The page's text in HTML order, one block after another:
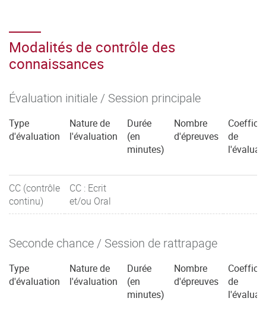
Modalités de contrôle des
connaissances
Évaluation initiale / Session principale
Type
d'évaluation
Nature de
l'évaluation
Durée
(en
minutes)
Nombre
d'épreuves
de
CC (contrôle
continu)
CC : Ecrit
et/ou Oral
Seconde chance / Session de rattrapage
Type
d'évaluation
Nature de
l'évaluation
Durée
(en
minutes)
Nombre
d'épreuves
de